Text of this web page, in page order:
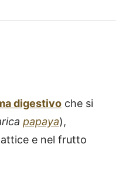
digestivo che si
papaya),
e nel frutto